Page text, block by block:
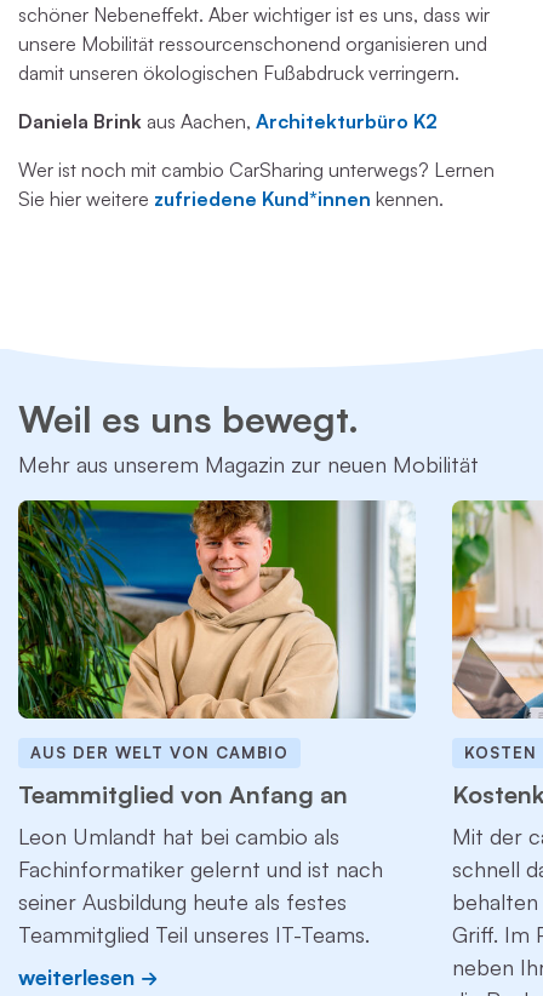
schöner Nebeneffekt. Aber wichtiger ist es uns, dass wir
unsere Mobilität ressourcenschonend organisieren und
damit unseren ökologischen Fußabdruck verringern.
Daniela Brink aus Aachen, Architekturbüro K2
Wer ist noch mit cambio CarSharing unterwegs? Lernen
Sie hier weitere zufriedene Kund*innen kennen.
Weil es uns bewegt.
Mehr aus unserem Magazin zur neuen Mobilität
AUS DER WELT VON CAMBIO
Teammitglied von Anfang an
Leon Umlandt hat bei cambio als
Fachinformatiker gelernt und ist nach
seiner Ausbildung heute als festes
Teammitglied Teil unseres IT-Teams.
weiterlesen
KOSTEN
Mit der
schnell
Griff. Im
neben